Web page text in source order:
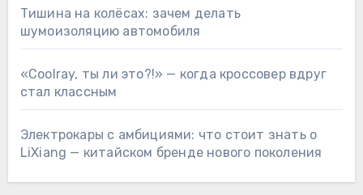
Тишина на колёсах: зачем делать
шумоизоляцию автомобиля
«Coolray, ты ли это?!» — когда кроссовер вдруг
стал классным
Электрокары с амбициями: что стоит знать о
LiXiang — китайском бренде нового поколения